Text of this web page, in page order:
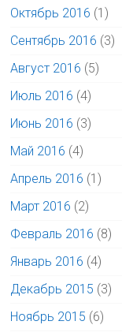
Октябрь 2016 (1)
Сентябрь 2016 (3)
Август 2016 (5)
Июль 2016 (4)
Июнь 2016 (3)
Май 2016 (4)
Апрель 2016 (1)
Март 2016 (2)
Февраль 2016 (8)
Январь 2016 (4)
Декабрь 2015 (3)
Ноябрь 2015 (6)